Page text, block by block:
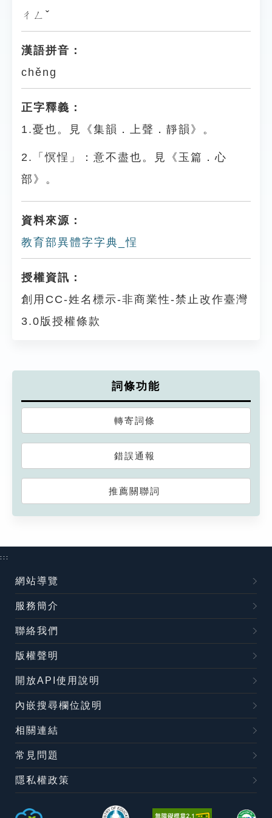
ㄔㄥˇ
漢語拼音：
chěng
正字釋義：
1.憂也。見《集韻．上聲．靜韻》。
2.「慏悜」：意不盡也。見《玉篇．心
部》。
資料來源：
教育部異體字字典_悜
授權資訊：
創用CC-姓名標示-非商業性-禁止改作臺灣
3.0版授權條款
詞條功能
轉寄詞條
錯誤通報
推薦關聯詞
:::
網站導覽
服務簡介
聯絡我們
版權聲明
開放API使用說明
內嵌搜尋欄位說明
相關連結
常見問題
隱私權政策